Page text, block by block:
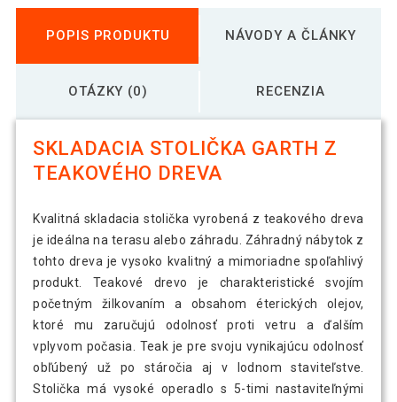
POPIS PRODUKTU NÁVODY A ČLÁNKY
OTÁZKY (0) RECENZIA
SKLADACIA STOLIČKA GARTH Z
TEAKOVÉHO DREVA
Kvalitná skladacia stolička vyrobená z teakového dreva
je ideálna na terasu alebo záhradu. Záhradný nábytok z
tohto dreva je vysoko kvalitný a mimoriadne spoľahlivý
produkt. Teakové drevo je charakteristické svojím
početným žilkovaním a obsahom éterických olejov,
ktoré mu zaručujú odolnosť proti vetru a ďalším
vplyvom počasia. Teak je pre svoju vynikajúcu odolnosť
obľúbený už po stáročia aj v lodnom staviteľstve.
Stolička má vysoké operadlo s 5-timi nastaviteľnými